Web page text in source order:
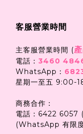
客服營業時間
主客服營業時間 (
電話： 3460
WhatsApp：
星期一至五 9:00-
商務合作：
電話：6422 6057
(WhatsApp 有限